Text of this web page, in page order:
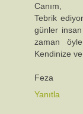
Canım,
Tebrik
günler
zaman
Kendinize ve
Feza
Yanıtla